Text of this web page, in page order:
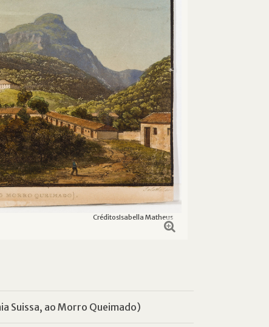
CréditosIsabella Matheus
Suissa, ao Morro Queimado)